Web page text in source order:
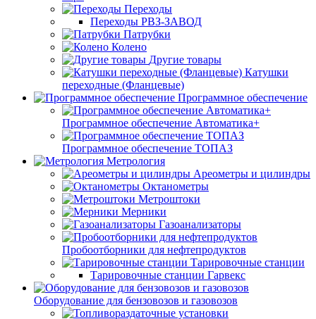
Переходы
Переходы РВЗ-ЗАВОД
Патрубки
Колено
Другие товары
Катушки
переходные (Фланцевые)
Программное обеспечение
Программное обеспечение Автоматика+
Программное обеспечение ТОПАЗ
Метрология
Ареометры и цилиндры
Октанометры
Метроштоки
Мерники
Газоанализаторы
Пробоотборники для нефтепродуктов
Тарировочные станции
Тарировочные станции Гарвекс
Оборудование для бензовозов и газовозов